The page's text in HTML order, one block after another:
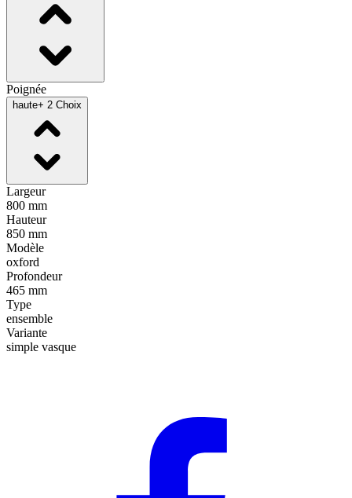
Poignée
haute+ 2 Choix
Largeur
800 mm
Hauteur
850 mm
Modèle
oxford
Profondeur
465 mm
Type
ensemble
Variante
simple vasque